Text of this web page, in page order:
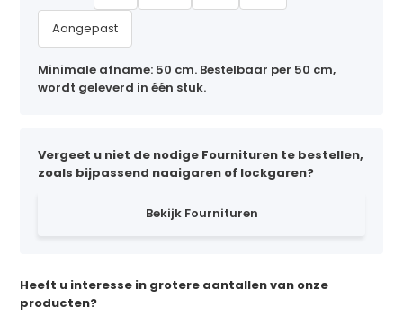
Aangepast
Minimale afname: 50 cm. Bestelbaar per 50 cm,
wordt geleverd in één stuk.
Vergeet u niet de nodige Fournituren te bestellen,
zoals bijpassend naaigaren of lockgaren?
Bekijk Fournituren
Heeft u interesse in grotere aantallen van onze
producten?